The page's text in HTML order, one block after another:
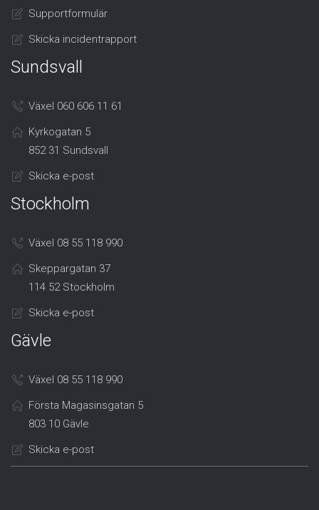
Supportformulär
Skicka incidentrapport
Sundsvall
Växel 060 606 11 61
Kyrkogatan 5
852 31 Sundsvall
Skicka e-post
Stockholm
Växel 08 55 118 990
Skeppargatan 37
114 52 Stockholm
Skicka e-post
Gävle
Växel 08 55 118 990
Första Magasinsgatan 5
803 10 Gävle
Skicka e-post